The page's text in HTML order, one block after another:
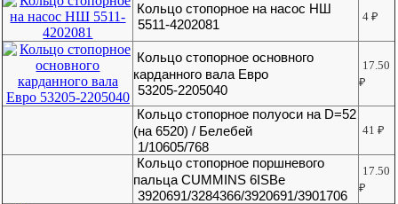
Кольцо стопорное на насос НШ
5511-4202081
4₽
Кольцо стопорное основного
карданного вала Евро
53205-2205040
17.50
₽
Кольцо стопорное полуоси на D=52
(на 6520) / Белебей
1/10605/768
41₽
Кольцо стопорное поршневого
пальца CUMMINS 6ISBe
3920691/3284366/3920691/3901706
17.50
₽